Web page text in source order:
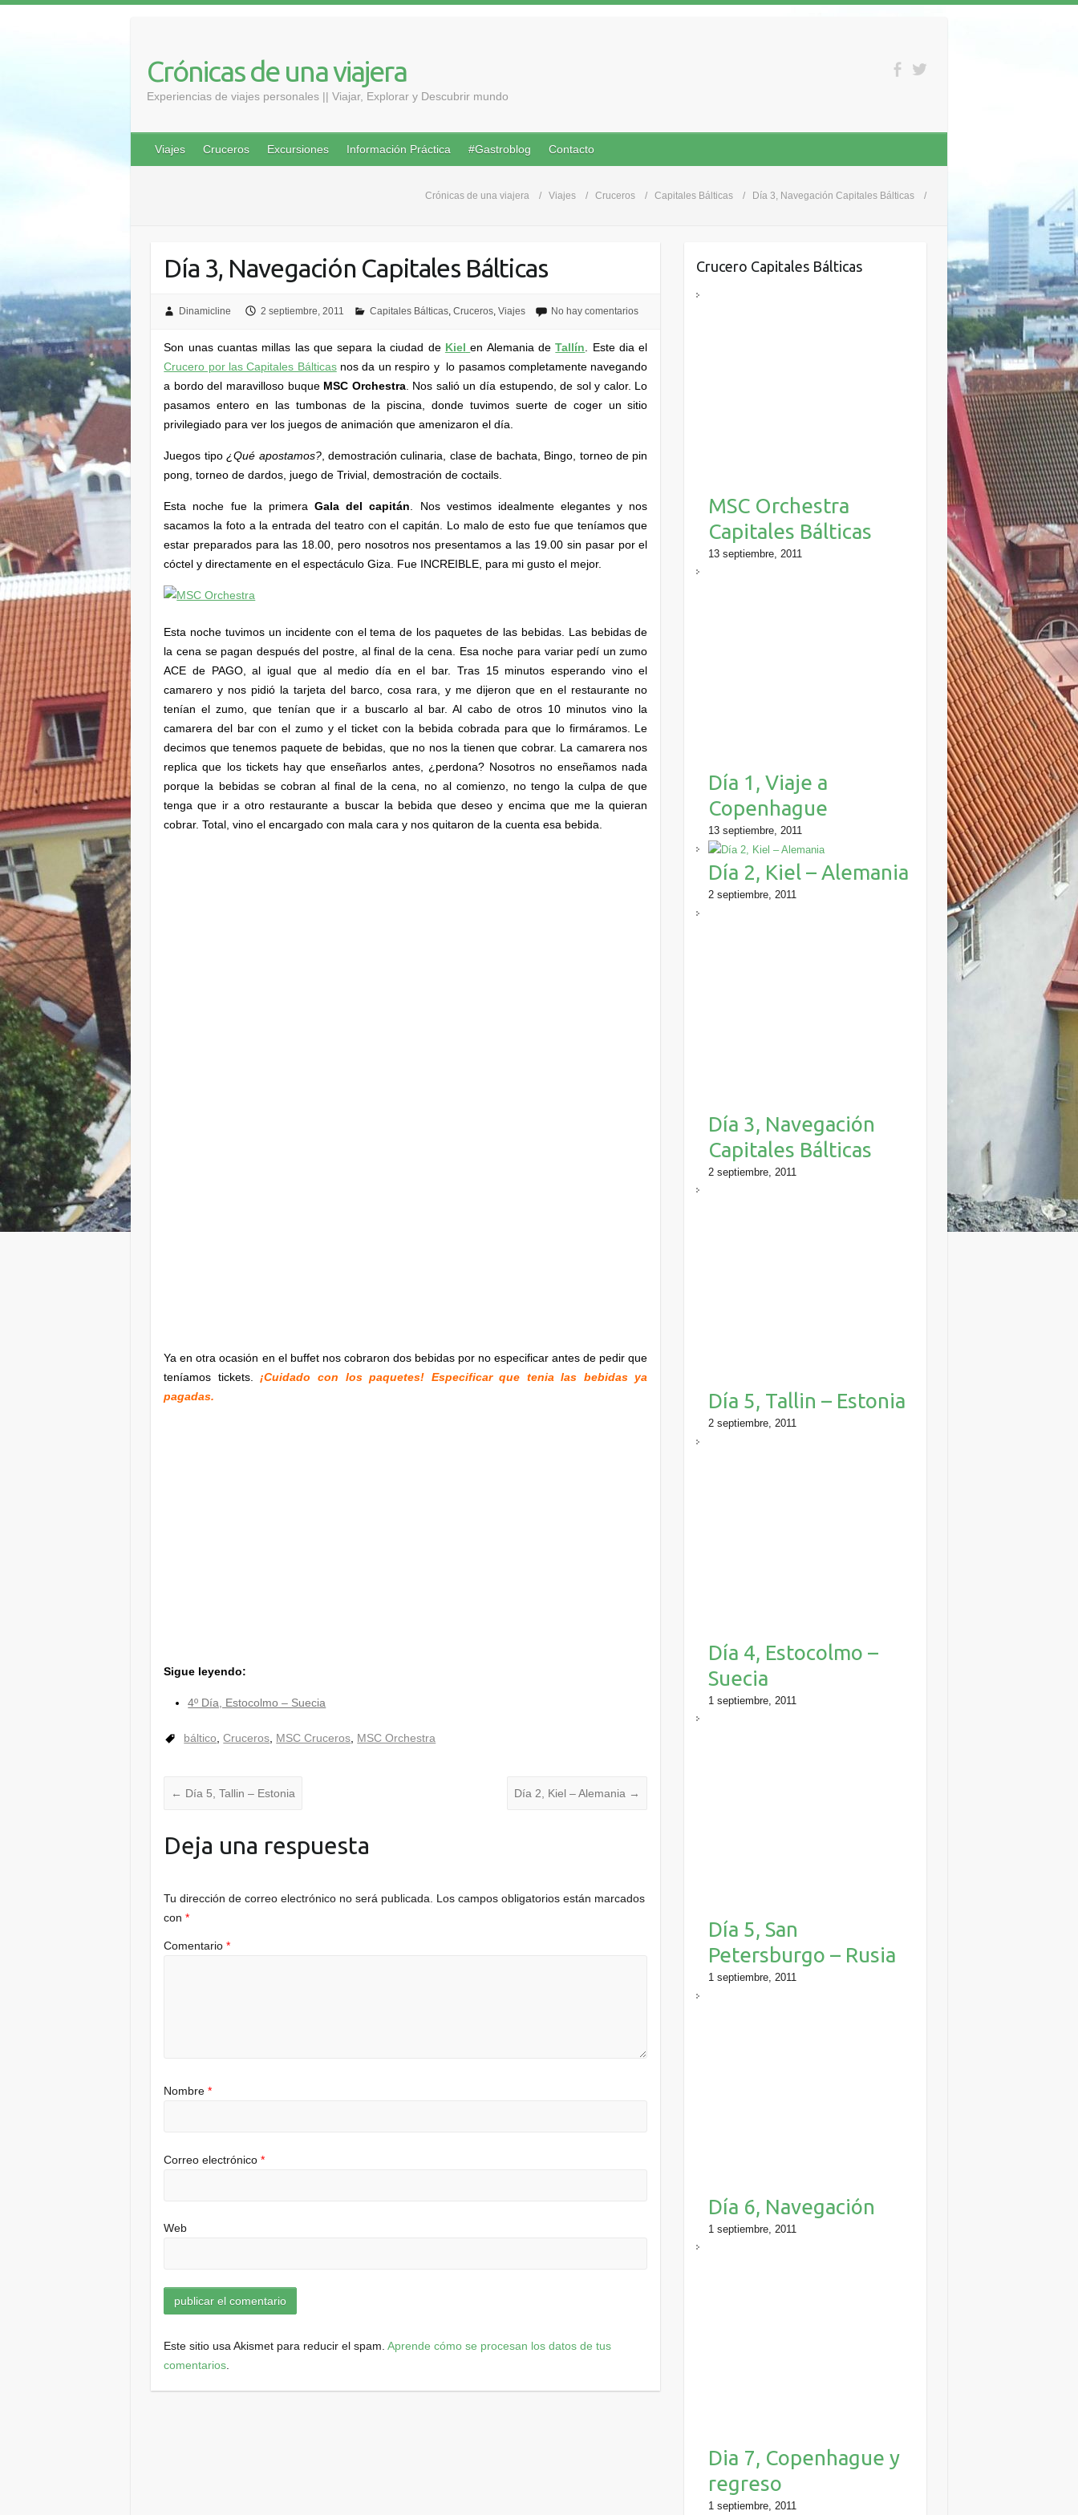
Crónicas de una viajera
Experiencias de viajes personales || Viajar, Explorar y Descubrir mundo
Viajes Cruceros Excursiones Información Práctica #Gastroblog Contacto
Crónicas de una viajera Viajes Cruceros Capitales Bálticas Día 3, Navegación Capitales Bálticas
Día 3, Navegación Capitales Bálticas
Dinamicline 2 septiembre, 2011 Capitales Bálticas, Cruceros, Viajes No hay comentarios
Son unas cuantas millas las que separa la ciudad de Kiel en Alemania deTallín . Este dia el
Crucero por las Capitales Bálticasnos da un respiro y lo pasamos completamente navegando
a bordo del maravilloso buque MSC Orchestra. Nos salió un día estupendo, de sol y calor. Lo
pasamos entero en las tumbonas de la piscina, donde tuvimos suerte de coger un sitio
privilegiado para ver los juegos de animación que amenizaron el día.
Juegos tipo¿Qué apostamos?, demostración culinaria, clase de bachata, Bingo, torneo de pin
pong, torneo de dardos, juego de Trivial, demostración de coctails.
Esta noche fue la primeraGala del capitán . Nos vestimos idealmente elegantes y nos
sacamos la foto a la entrada del teatro con el capitán. Lo malo de esto fue que teníamos que
estar preparados para las 18.00, pero nosotros nos presentamos a las 19.00 sin pasar por el
cóctel y directamente en el espectáculo Giza. Fue INCREIBLE, para mi gusto el mejor.
Esta noche tuvimos un incidente con el tema de los paquetes de las bebidas. Las bebidas de
la cena se pagan después del postre, al final de la cena. Esa noche para variar pedí un zumo
ACE de PAGO, al igual que al medio día en el bar. Tras 15 minutos esperando vino el
camarero y nos pidió la tarjeta del barco, cosa rara, y me dijeron que en el restaurante no
tenían el zumo, que tenían que ir a buscarlo al bar. Al cabo de otros 10 minutos vino la
camarera del bar con el zumo y el ticket con la bebida cobrada para que lo firmáramos. Le
decimos que tenemos paquete de bebidas, que no nos la tienen que cobrar. La camarera nos
replica que los tickets hay que enseñarlos antes, ¿perdona? Nosotros no enseñamos nada
porque la bebidas se cobran al final de la cena, no al comienzo, no tengo la culpa de que
tenga que ir a otro restaurante a buscar la bebida que deseo y encima que me la quieran
cobrar. Total, vino el encargado con mala cara y nos quitaron de la cuenta esa bebida.
Ya en otra ocasión en el buffet nos cobraron dos bebidas por no especificar antes de pedir que
teníamos tickets. ¡Cuidado con los paquetes! Especificar que tenia las bebidas ya
pagadas.
Sigue leyendo:
4º Día, Estocolmo – Suecia
báltico ,Cruceros MSC Cruceros MSC Orchestra
← Día 5, Tallin – Estonia Día 2, Kiel – Alemania →
Deja una respuesta
Tu dirección de correo electrónico no será publicada.
Los campos obligatorios están marcados
con*
Comentario*
Nombre*
Correo electrónico*
Web
Este sitio usa Akismet para reducir el spam.Aprende cómo se procesan los datos de tus
comentarios.
Crucero Capitales Bálticas
MSC Orchestra
Capitales Bálticas
13 septiembre, 2011
Día 1, Viaje a
Copenhague
13 septiembre, 2011
Día 2, Kiel – Alemania
2 septiembre, 2011
Día 3, Navegación
Capitales Bálticas
2 septiembre, 2011
Día 5, Tallin – Estonia
2 septiembre, 2011
Día 4, Estocolmo –
Suecia
1 septiembre, 2011
Día 5, San
Petersburgo – Rusia
1 septiembre, 2011
Día 6, Navegación
1 septiembre, 2011
Dia 7, Copenhague y
regreso
1 septiembre, 2011